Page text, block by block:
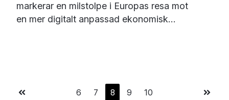
markerar en milstolpe i Europas resa mot
en mer digitalt anpassad ekonomisk...
Första sidan 6 7 8 9 10 Sista